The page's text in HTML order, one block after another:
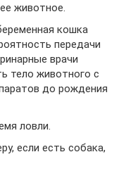
животное.
кошка
передачи
врачи
тело животного с
до рождения
ловли.
если есть собака,